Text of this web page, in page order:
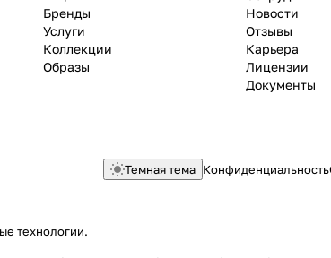
Бренды
Услуги
Коллекции
Образы
Новости
Отзывы
Карьера
Лицензии
Документы
Темная тема Конфиденциальность
технологии.